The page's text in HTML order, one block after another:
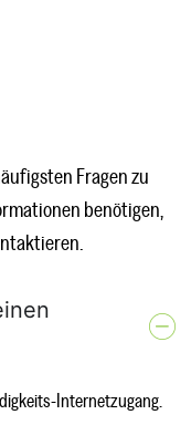
Fragen zu
benötigen,
Internetzugang.